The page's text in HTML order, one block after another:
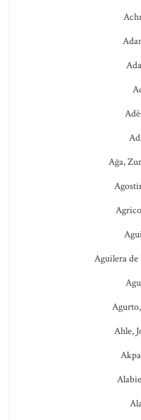
Ağa,
Aguilera de
Ahle,